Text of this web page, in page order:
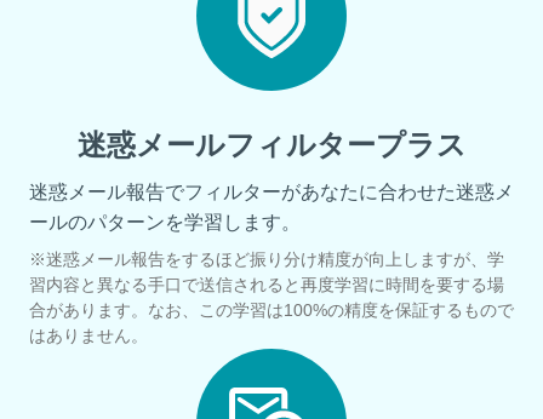
迷惑メールフィルタープラス
迷惑メール報告でフィルターがあなたに合わせた迷惑メ
ールのパターンを学習します。
※迷惑メール報告をするほど振り分け精度が向上しますが、学
習内容と異なる手口で送信されると再度学習に時間を要する場
合があります。なお、この学習は100%の精度を保証するもので
はありません。